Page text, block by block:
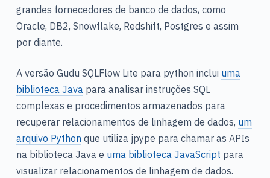
grandes fornecedores de banco de dados, como
Oracle, DB2, Snowflake, Redshift, Postgres e assim
por diante.
A versão Gudu SQLFlow Lite para python inclui uma
biblioteca Javapara analisar instruções SQL
complexas e procedimentos armazenados para
recuperar relacionamentos de linhagem de dados, um
arquivo Python que utiliza jpype para chamar as APIs
na biblioteca Java e uma biblioteca JavaScript para
visualizar relacionamentos de linhagem de dados.